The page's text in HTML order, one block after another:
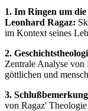
1. Im Ringen um
Leonhard Ragaz:
im Kontext seines
2.
Zentrale Analyse von
göttlichen und
3.
von Ragaz'